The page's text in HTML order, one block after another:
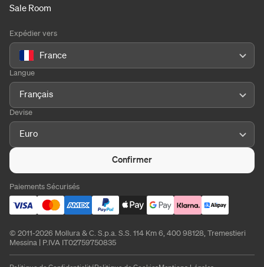
Sale Room
Expédier vers
France
Langue
Français
Devise
Euro
Confirmer
Paiements Sécurisés
© 2011-2026 Mollura & C. S.p.a. S.S. 114 Km 6, 400 98128, Tremestieri
Messina | P.IVA IT02759750835